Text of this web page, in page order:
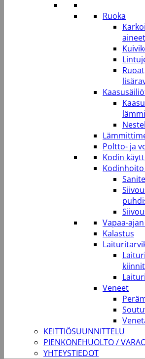
Ruoka
aineet
Poltto- ja
Kodin
Vapaa-
Kalastus
Veneet
KEITTIÖSUUNNITTELU
PIENKONEHUOLTO /
YHTEYSTIEDOT